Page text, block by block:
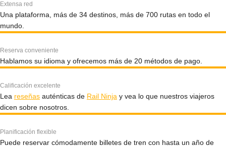
Extensa red
Una plataforma, más de 34 destinos, más de 700 rutas en todo el
mundo.
Reserva conveniente
Hablamos su idioma y ofrecemos más de 20 métodos de pago.
Calificación excelente
Lea reseñas auténticas de Rail Ninja y vea lo que nuestros viajeros
dicen sobre nosotros.
Planificación flexible
Puede reservar cómodamente billetes de tren con hasta un año de